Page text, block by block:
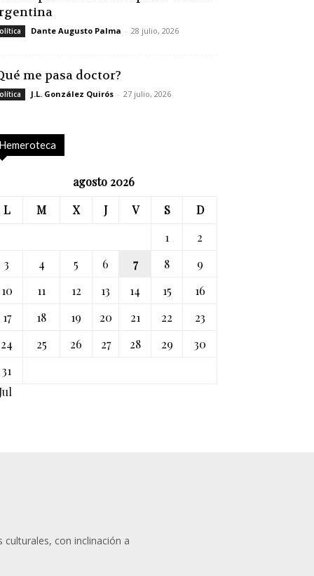
Dante Augusto Palma - 28 julio, 2026
me pasa doctor?
J.L. González Quirós - 27 julio, 2026
Hemeroteca
agosto 2026
L
M X J V S
D
1
2
3
4 5 6 7 8
9
10
11 12 13 14 15
16
17
18 19 20 21 22
23
24
25 26 27 28 29
30
31
con inclinación a